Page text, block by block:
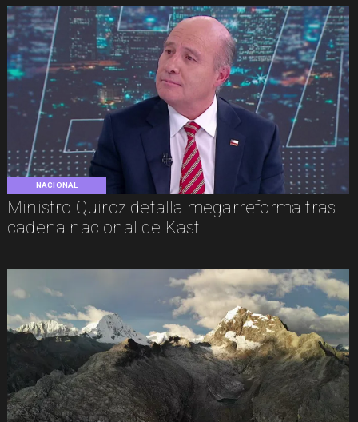
NACIONAL
Ministro Quiroz detalla megarreforma tras
cadena nacional de Kast